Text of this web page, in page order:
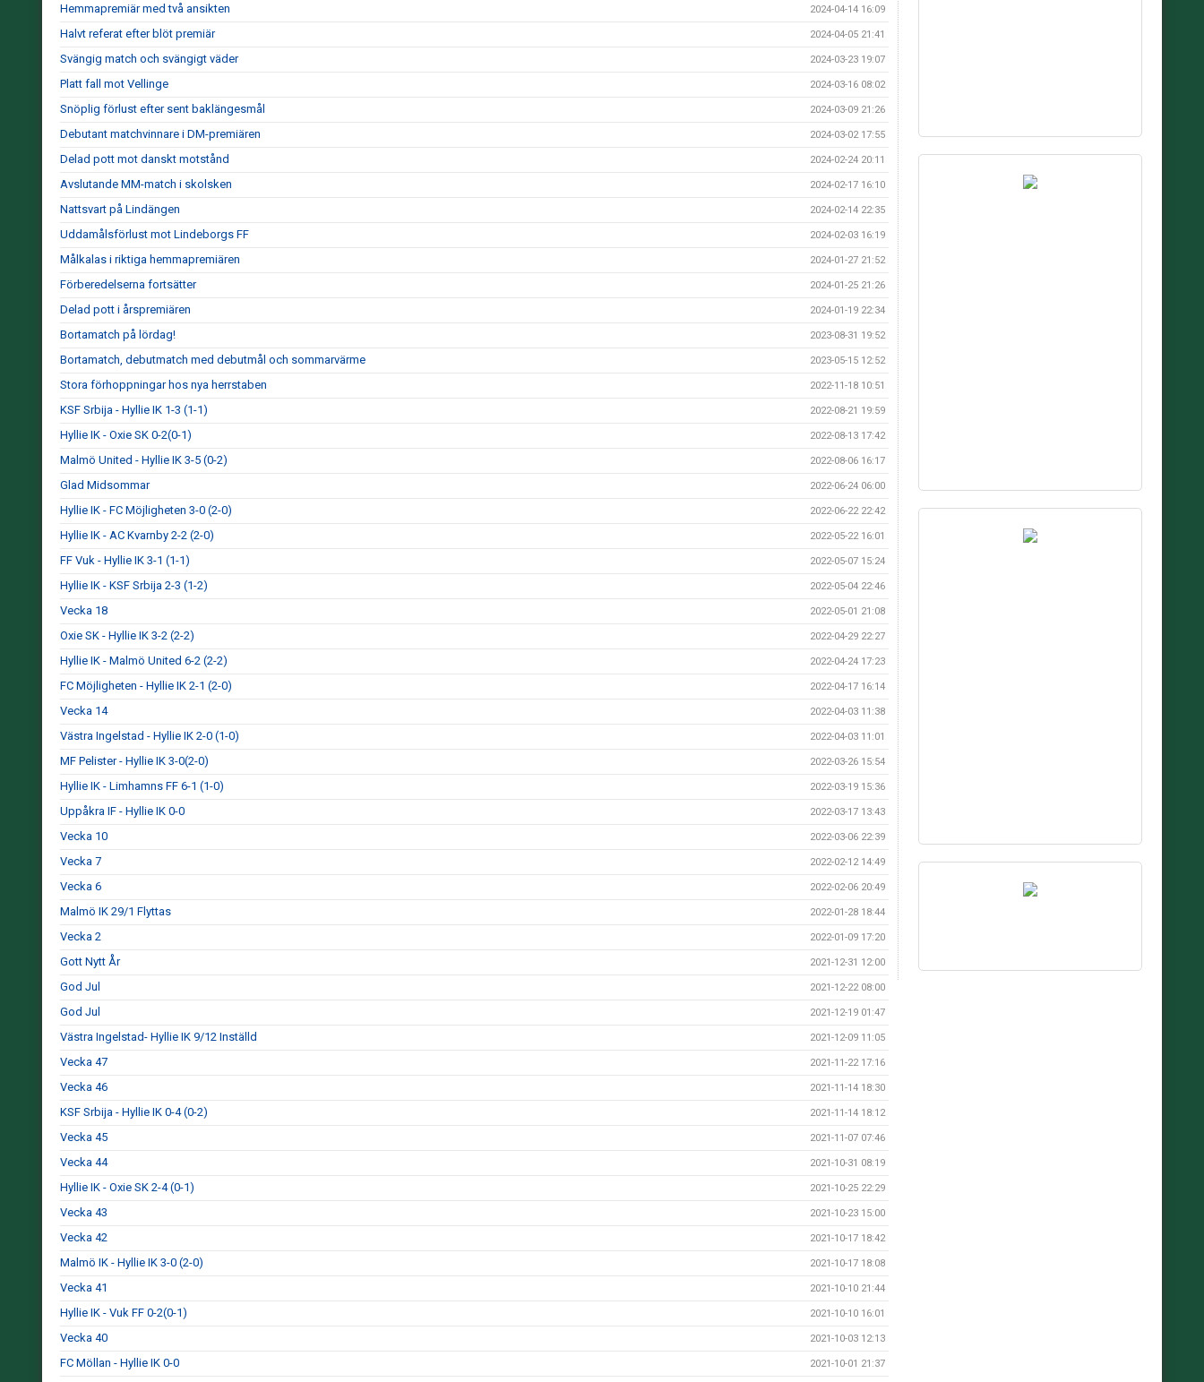
Hemmapremiär med två ansikten 2024-04-14 16:09
Halvt referat efter blöt premiär 2024-04-05 21:41
Svängig match och svängigt väder 2024-03-23 19:07
Platt fall mot Vellinge 2024-03-16 08:02
Snöplig förlust efter sent baklängesmål 2024-03-09 21:26
Debutant matchvinnare i DM-premiären 2024-03-02 17:55
Delad pott mot danskt motstånd 2024-02-24 20:11
Avslutande MM-match i skolsken 2024-02-17 16:10
Nattsvart på Lindängen 2024-02-14 22:35
Uddamålsförlust mot Lindeborgs FF 2024-02-03 16:19
Målkalas i riktiga hemmapremiären 2024-01-27 21:52
Förberedelserna fortsätter 2024-01-25 21:26
Delad pott i årspremiären 2024-01-19 22:34
Bortamatch på lördag! 2023-08-31 19:52
Bortamatch, debutmatch med debutmål och sommarvärme 2023-05-15 12:52
Stora förhoppningar hos nya herrstaben 2022-11-18 10:51
KSF Srbija - Hyllie IK 1-3 (1-1) 2022-08-21 19:59
Hyllie IK - Oxie SK 0-2(0-1) 2022-08-13 17:42
Malmö United - Hyllie IK 3-5 (0-2) 2022-08-06 16:17
Glad Midsommar 2022-06-24 06:00
Hyllie IK - FC Möjligheten 3-0 (2-0) 2022-06-22 22:42
Hyllie IK - AC Kvarnby 2-2 (2-0) 2022-05-22 16:01
FF Vuk - Hyllie IK 3-1 (1-1) 2022-05-07 15:24
Hyllie IK - KSF Srbija 2-3 (1-2) 2022-05-04 22:46
Vecka 18 2022-05-01 21:08
Oxie SK - Hyllie IK 3-2 (2-2) 2022-04-29 22:27
Hyllie IK - Malmö United 6-2 (2-2) 2022-04-24 17:23
FC Möjligheten - Hyllie IK 2-1 (2-0) 2022-04-17 16:14
Vecka 14 2022-04-03 11:38
Västra Ingelstad - Hyllie IK 2-0 (1-0) 2022-04-03 11:01
MF Pelister - Hyllie IK 3-0(2-0) 2022-03-26 15:54
Hyllie IK - Limhamns FF 6-1 (1-0) 2022-03-19 15:36
Uppåkra IF - Hyllie IK 0-0 2022-03-17 13:43
Vecka 10 2022-03-06 22:39
Vecka 7 2022-02-12 14:49
Vecka 6 2022-02-06 20:49
Malmö IK 29/1 Flyttas 2022-01-28 18:44
Vecka 2 2022-01-09 17:20
Gott Nytt År 2021-12-31 12:00
God Jul 2021-12-22 08:00
God Jul 2021-12-19 01:47
Västra Ingelstad- Hyllie IK 9/12 Inställd 2021-12-09 11:05
Vecka 47 2021-11-22 17:16
Vecka 46 2021-11-14 18:30
KSF Srbija - Hyllie IK 0-4 (0-2) 2021-11-14 18:12
Vecka 45 2021-11-07 07:46
Vecka 44 2021-10-31 08:19
Hyllie IK - Oxie SK 2-4 (0-1) 2021-10-25 22:29
Vecka 43 2021-10-23 15:00
Vecka 42 2021-10-17 18:42
Malmö IK - Hyllie IK 3-0 (2-0) 2021-10-17 18:08
Vecka 41 2021-10-10 21:44
Hyllie IK - Vuk FF 0-2(0-1) 2021-10-10 16:01
Vecka 40 2021-10-03 12:13
FC Möllan - Hyllie IK 0-0 2021-10-01 21:37